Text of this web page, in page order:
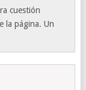
cuestión
la página. Un